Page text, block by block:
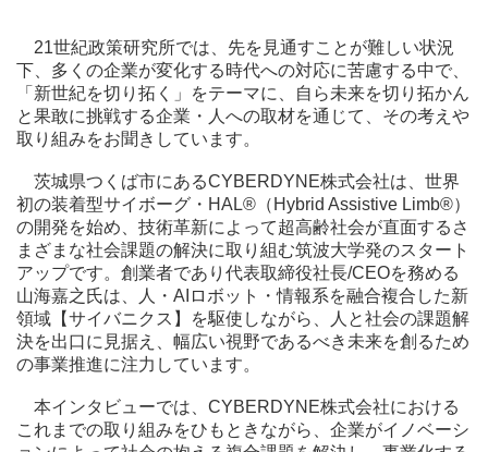
21世紀政策研究所では、先を見通すことが難しい状況
下、多くの企業が変化する時代への対応に苦慮する中で、
「新世紀を切り拓く」をテーマに、自ら未来を切り拓かん
と果敢に挑戦する企業・人への取材を通じて、その考えや
取り組みをお聞きしています。
茨城県つくば市にあるCYBERDYNE株式会社は、世界
初の装着型サイボーグ・HAL®（Hybrid Assistive Limb®）
の開発を始め、技術革新によって超高齢社会が直面するさ
まざまな社会課題の解決に取り組む筑波大学発のスタート
アップです。創業者であり代表取締役社長/CEOを務める
山海嘉之氏は、人・AIロボット・情報系を融合複合した新
領域【サイバニクス】を駆使しながら、人と社会の課題解
決を出口に見据え、幅広い視野であるべき未来を創るため
の事業推進に注力しています。
本インタビューでは、CYBERDYNE株式会社における
これまでの取り組みをひもときながら、企業がイノベーシ